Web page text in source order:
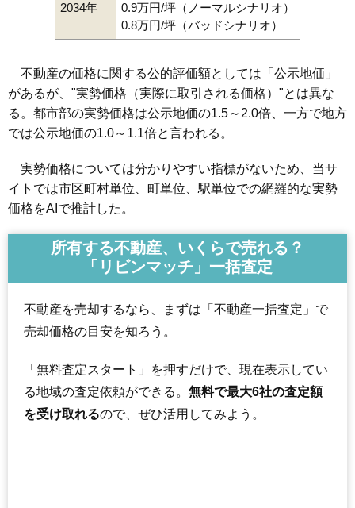
2034年
0.9万円/坪（ノーマルシナリオ）
0.8万円/坪（バッドシナリオ）
不動産の価格に関する公的評価額としては「公示地価」
があるが、"実勢価格（実際に取引される価格）"とは異な
る。都市部の実勢価格は公示地価の1.5～2.0倍、一方で地方
では公示地価の1.0～1.1倍と言われる。
実勢価格については分かりやすい指標がないため、当サ
イトでは市区町村単位、町単位、駅単位での網羅的な実勢
価格をAIで推計した。
所有する不動産、いくらで売れる？
「リビンマッチ」一括査定
不動産を売却するなら、まずは「不動産一括査定」で
売却価格の目安を知ろう。
「無料査定スタート」を押すだけで、現在表示してい
る地域の査定依頼ができる。 無料で最大6社の査定額
を受け取れるので、ぜひ活用してみよう。